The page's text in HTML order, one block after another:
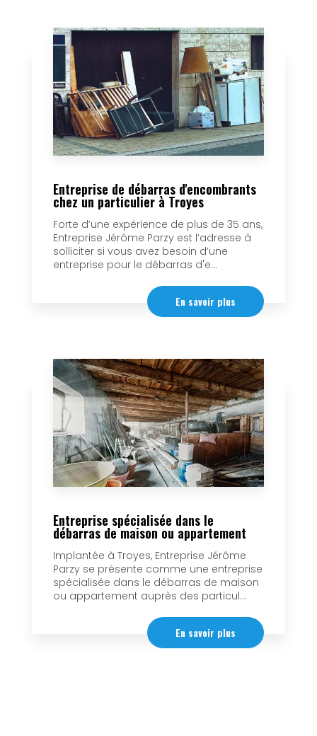
Entreprise de débarras d'encombrants
chez un particulier à Troyes
Forte d’une expérience de plus de 35 ans,
Entreprise Jérôme Parzy est l’adresse à
solliciter si vous avez besoin d’une
entreprise pour le débarras d'e...
En savoir plus
Entreprise spécialisée dans le
débarras de maison ou appartement
Implantée à Troyes, Entreprise Jérôme
Parzy se présente comme une entreprise
spécialisée dans le débarras de maison
ou appartement auprès des particul...
En savoir plus